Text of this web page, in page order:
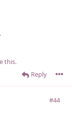
Reply
this.
#44